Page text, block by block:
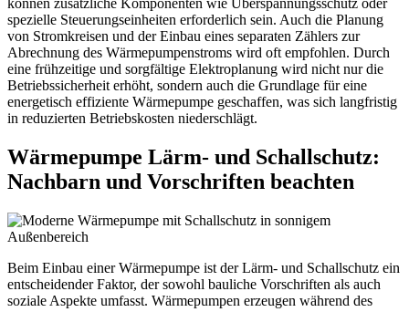
können zusätzliche Komponenten wie Überspannungsschutz oder
spezielle Steuerungseinheiten erforderlich sein. Auch die Planung
von Stromkreisen und der Einbau eines separaten Zählers zur
Abrechnung des Wärmepumpenstroms wird oft empfohlen. Durch
eine frühzeitige und sorgfältige Elektroplanung wird nicht nur die
Betriebssicherheit erhöht, sondern auch die Grundlage für eine
energetisch effiziente Wärmepumpe geschaffen, was sich langfristig
in reduzierten Betriebskosten niederschlägt.
Wärmepumpe Lärm- und Schallschutz:
Nachbarn und Vorschriften beachten
Beim Einbau einer Wärmepumpe ist der Lärm- und Schallschutz ein
entscheidender Faktor, der sowohl bauliche Vorschriften als auch
soziale Aspekte umfasst. Wärmepumpen erzeugen während des